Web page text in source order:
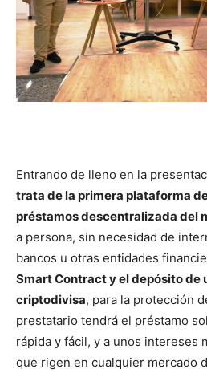
Entrando de lleno en la
trata de la primera plataforma
préstamos descentralizada del
a persona, sin necesidad de
bancos u otras entidades
Smart Contract y el depósito de
criptodivisa, para la protección
prestatario tendrá el préstamo
rápida y fácil, y a unos intereses
que rigen en cualquier mercado